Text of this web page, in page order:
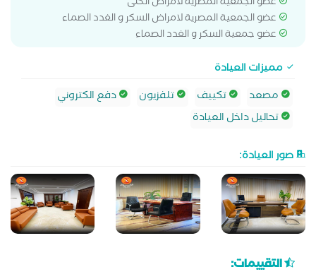
عضو الجمعية المصرية لامراض السكر و الغدد الصماء
عضو جمعية السكر و الغدد الصماء
مميزات العيادة
مصعد
تكييف تلفزيون
دفع الكتروني
تحاليل داخل العيادة
صور العيادة:
التقييمات: